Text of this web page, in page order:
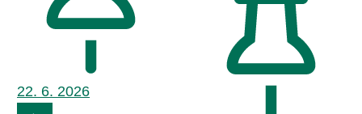
22. 6. 2026